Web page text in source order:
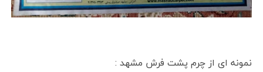
نمونه ای از چرم پشت فرش مشهد :